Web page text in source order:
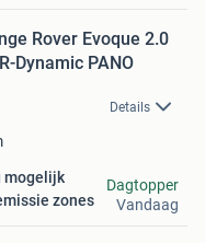
Rover Evoque 2.0
Dynamic PANO
Details
mogelijk
zones
Dagtopper
Vandaag